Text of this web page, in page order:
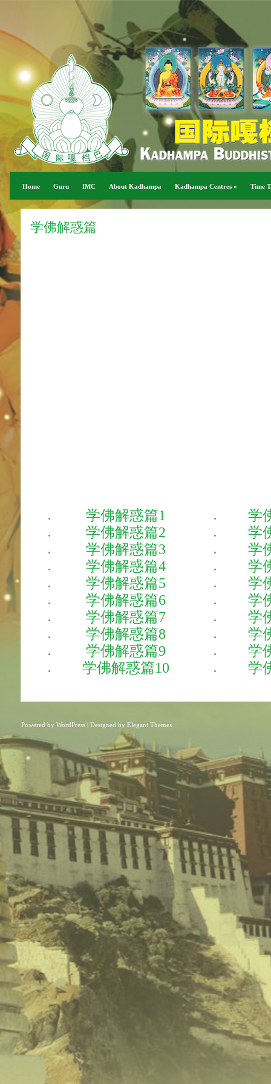
Home Guru IMC About Kadhampa Kadhampa Centres » Time
学佛解惑篇
学佛解惑篇1
学佛解惑篇2
学佛解惑篇3
学佛解惑篇4
学佛解惑篇5
学佛解惑篇6
学佛解惑篇7
学佛解惑篇8
学佛解惑篇9
学佛解惑篇10
学
学
学
学
学
学
学
学
学
学
Powered by WordPress | Designed by Elegant Themes